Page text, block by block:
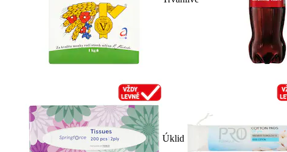
Úklid